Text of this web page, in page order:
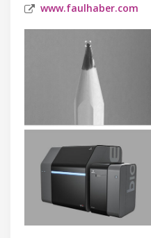
www.faulhaber.com